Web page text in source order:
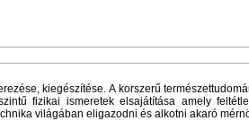
kiegészítése. A korszerű
fizikai ismeretek elsajátítása amely
világában eligazodni és alkotni akaró